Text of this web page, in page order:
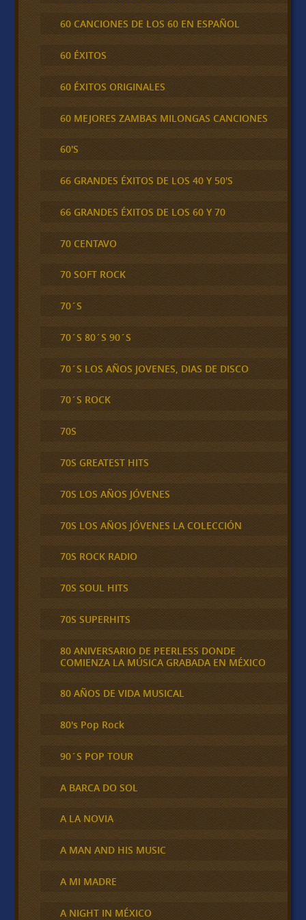
60 CANCIONES DE LOS 60 EN ESPAÑOL
60 ÉXITOS
60 ÉXITOS ORIGINALES
60 MEJORES ZAMBAS MILONGAS CANCIONES
60'S
66 GRANDES ÉXITOS DE LOS 40 Y 50'S
66 GRANDES ÉXITOS DE LOS 60 Y 70
70 CENTAVO
70 SOFT ROCK
70´S
70´S 80´S 90´S
70´S LOS AÑOS JOVENES, DIAS DE DISCO
70´S ROCK
70S
70S GREATEST HITS
70S LOS AÑOS JÓVENES
70S LOS AÑOS JÓVENES LA COLECCIÓN
70S ROCK RADIO
70S SOUL HITS
70S SUPERHITS
80 ANIVERSARIO DE PEERLESS DONDE
COMIENZA LA MÚSICA GRABADA EN MÉXICO
80 AÑOS DE VIDA MUSICAL
80's Pop Rock
90´S POP TOUR
A BARCA DO SOL
A LA NOVIA
A MAN AND HIS MUSIC
A MI MADRE
A NIGHT IN MÉXICO